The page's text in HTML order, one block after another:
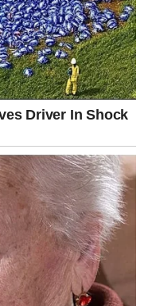
trenutak kada se
Ne preko noći, ali
vredi. Sada dolazi
dolazi kao nagrada.
KOJE SE